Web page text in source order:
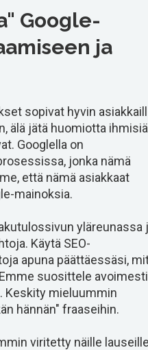
Google-
ja
sopivat hyvin
älä jätä huomiotta
Googlella on
jonka nämä
että nämä asiakkaat
mainoksia.
yläreunassa
Käytä SEO-
apuna päättäessäsi,
suosittele avoimesti
Keskity mieluummin
hännän" fraaseihin.
viritetty näille